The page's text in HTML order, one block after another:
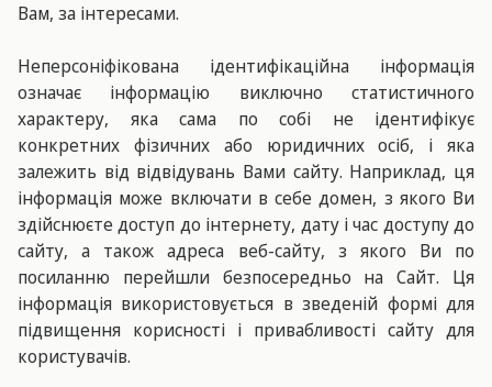
Вам, за інтересами.
Неперсоніфікована ідентифікаційна інформація
означає інформацію виключно статистичного
характеру, яка сама по собі не ідентифікує
конкретних фізичних або юридичних осіб, і яка
залежить від відвідувань Вами сайту. Наприклад, ця
інформація може включати в себе домен, з якого Ви
здійснюєте доступ до інтернету, дату і час доступу до
сайту, а також адреса веб-сайту, з якого Ви по
посиланню перейшли безпосередньо на Сайт. Ця
інформація використовується в зведеній формі для
підвищення корисності і привабливості сайту для
користувачів.